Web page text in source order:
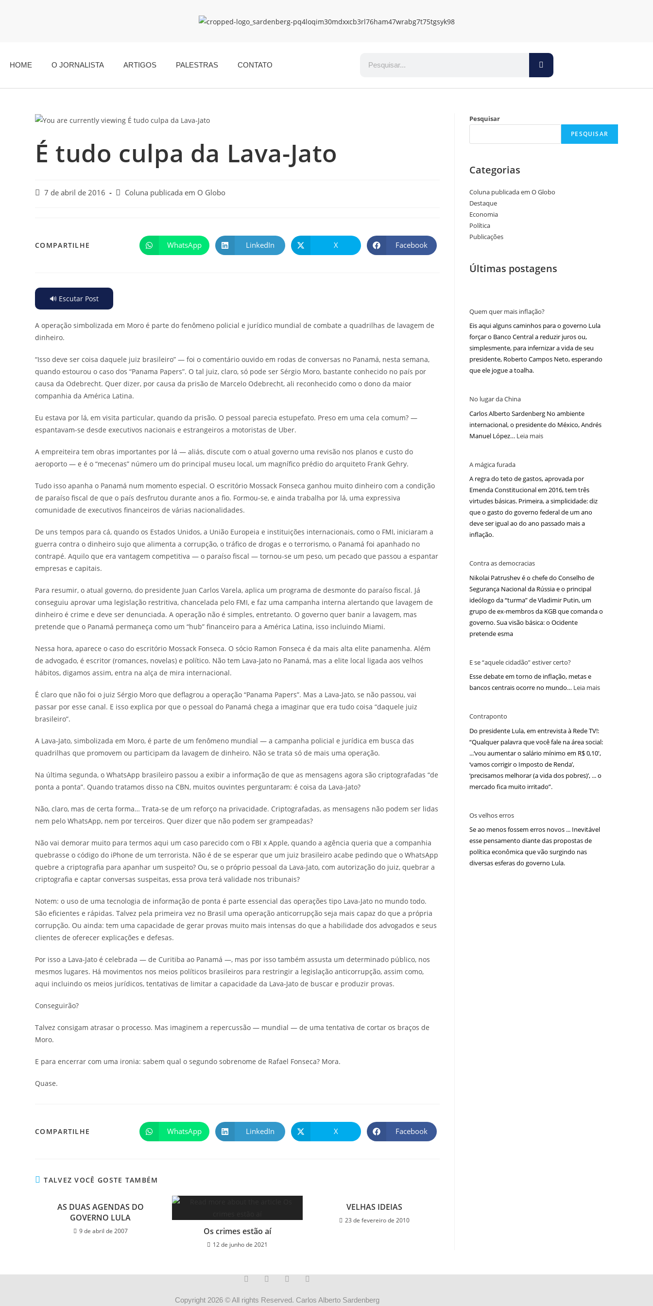
HOME O JORNALISTA ARTIGOS PALESTRAS CONTATO
É tudo culpa da Lava-Jato
7 de abril de 2016 Coluna publicada em O Globo
COMPARTILHE WhatsApp LinkedIn X Facebook
🔊 Escutar Post
A operação simbolizada em Moro é parte do fenômeno policial e jurídico mundial de combate a quadrilhas de lavagem de
dinheiro.
“Isso deve ser coisa daquele juiz brasileiro” — foi o comentário ouvido em rodas de conversas no Panamá, nesta semana,
quando estourou o caso dos “Panama Papers”. O tal juiz, claro, só pode ser Sérgio Moro, bastante conhecido no país por
causa da Odebrecht. Quer dizer, por causa da prisão de Marcelo Odebrecht, ali reconhecido como o dono da maior
companhia da América Latina.
Eu estava por lá, em visita particular, quando da prisão. O pessoal parecia estupefato. Preso em uma cela comum? —
espantavam-se desde executivos nacionais e estrangeiros a motoristas de Uber.
A empreiteira tem obras importantes por lá — aliás, discute com o atual governo uma revisão nos planos e custo do
aeroporto — e é o “mecenas” número um do principal museu local, um magnífico prédio do arquiteto Frank Gehry.
Tudo isso apanha o Panamá num momento especial. O escritório Mossack Fonseca ganhou muito dinheiro com a condição
de paraíso fiscal de que o país desfrutou durante anos a fio. Formou-se, e ainda trabalha por lá, uma expressiva
comunidade de executivos financeiros de várias nacionalidades.
De uns tempos para cá, quando os Estados Unidos, a União Europeia e instituições internacionais, como o FMI, iniciaram a
guerra contra o dinheiro sujo que alimenta a corrupção, o tráfico de drogas e o terrorismo, o Panamá foi apanhado no
contrapé. Aquilo que era vantagem competitiva — o paraíso fiscal — tornou-se um peso, um pecado que passou a espantar
empresas e capitais.
Para resumir, o atual governo, do presidente Juan Carlos Varela, aplica um programa de desmonte do paraíso fiscal. Já
conseguiu aprovar uma legislação restritiva, chancelada pelo FMI, e faz uma campanha interna alertando que lavagem de
dinheiro é crime e deve ser denunciada. A operação não é simples, entretanto. O governo quer banir a lavagem, mas
pretende que o Panamá permaneça como um “hub” financeiro para a América Latina, isso incluindo Miami.
Nessa hora, aparece o caso do escritório Mossack Fonseca. O sócio Ramon Fonseca é da mais alta elite panamenha. Além
de advogado, é escritor (romances, novelas) e político. Não tem Lava-Jato no Panamá, mas a elite local ligada aos velhos
hábitos, digamos assim, entra na alça de mira internacional.
É claro que não foi o juiz Sérgio Moro que deflagrou a operação “Panama Papers”. Mas a Lava-Jato, se não passou, vai
passar por esse canal. E isso explica por que o pessoal do Panamá chega a imaginar que era tudo coisa “daquele juiz
brasileiro”.
A Lava-Jato, simbolizada em Moro, é parte de um fenômeno mundial — a campanha policial e jurídica em busca das
quadrilhas que promovem ou participam da lavagem de dinheiro. Não se trata só de mais uma operação.
Na última segunda, o WhatsApp brasileiro passou a exibir a informação de que as mensagens agora são criptografadas “de
ponta a ponta”. Quando tratamos disso na CBN, muitos ouvintes perguntaram: é coisa da Lava-Jato?
Não, claro, mas de certa forma… Trata-se de um reforço na privacidade. Criptografadas, as mensagens não podem ser lidas
nem pelo WhatsApp, nem por terceiros. Quer dizer que não podem ser grampeadas?
Não vai demorar muito para termos aqui um caso parecido com o FBI x Apple, quando a agência queria que a companhia
quebrasse o código do iPhone de um terrorista. Não é de se esperar que um juiz brasileiro acabe pedindo que o WhatsApp
quebre a criptografia para apanhar um suspeito? Ou, se o próprio pessoal da Lava-Jato, com autorização do juiz, quebrar a
criptografia e captar conversas suspeitas, essa prova terá validade nos tribunais?
Notem: o uso de uma tecnologia de informação de ponta é parte essencial das operações tipo Lava-Jato no mundo todo.
São eficientes e rápidas. Talvez pela primeira vez no Brasil uma operação anticorrupção seja mais capaz do que a própria
corrupção. Ou ainda: tem uma capacidade de gerar provas muito mais intensas do que a habilidade dos advogados e seus
clientes de oferecer explicações e defesas.
Por isso a Lava-Jato é celebrada — de Curitiba ao Panamá —, mas por isso também assusta um determinado público, nos
mesmos lugares. Há movimentos nos meios políticos brasileiros para restringir a legislação anticorrupção, assim como,
aqui incluindo os meios jurídicos, tentativas de limitar a capacidade da Lava-Jato de buscar e produzir provas.
Conseguirão?
Talvez consigam atrasar o processo. Mas imaginem a repercussão — mundial — de uma tentativa de cortar os braços de
Moro.
E para encerrar com uma ironia: sabem qual o segundo sobrenome de Rafael Fonseca? Mora.
Quase.
COMPARTILHE WhatsApp LinkedIn X Facebook
TALVEZ VOCÊ GOSTE TAMBÉM
AS DUAS AGENDAS DO
GOVERNO LULA
9 de abril de 2007 Os crimes estão aí
12 de junho de 2021
VELHAS IDEIAS
23 de fevereiro de 2010
Pesquisar
PESQUISAR
Categorias
Coluna publicada em O Globo
Destaque
Economia
Política
Publicações
Últimas postagens
Quem quer mais inflação?
Eis aqui alguns caminhos para o governo Lula
forçar o Banco Central a reduzir juros ou,
simplesmente, para infernizar a vida de seu
presidente, Roberto Campos Neto, esperando
que ele jogue a toalha.
No lugar da China
Carlos Alberto Sardenberg No ambiente
internacional, o presidente do México, Andrés
Manuel López… Leia mais
A mágica furada
A regra do teto de gastos, aprovada por
Emenda Constitucional em 2016, tem três
virtudes básicas. Primeira, a simplicidade: diz
que o gasto do governo federal de um ano
deve ser igual ao do ano passado mais a
inflação.
Contra as democracias
Nikolai Patrushev é o chefe do Conselho de
Segurança Nacional da Rússia e o principal
ideólogo da “turma” de Vladimir Putin, um
grupo de ex-membros da KGB que comanda o
governo. Sua visão básica: o Ocidente
pretende esma
E se “aquele cidadão” estiver certo?
Esse debate em torno de inflação, metas e
bancos centrais ocorre no mundo… Leia mais
Contraponto
Do presidente Lula, em entrevista à Rede TV!:
“Qualquer palavra que você fale na área social:
...‘vou aumentar o salário mínimo em R$ 0,10′,
‘vamos corrigir o Imposto de Renda’,
‘precisamos melhorar (a vida dos pobres)’, ... o
mercado fica muito irritado”.
Os velhos erros
Se ao menos fossem erros novos ... Inevitável
esse pensamento diante das propostas de
política econômica que vão surgindo nas
diversas esferas do governo Lula.
Copyright 2026 © All rights Reserved. Carlos Alberto Sardenberg